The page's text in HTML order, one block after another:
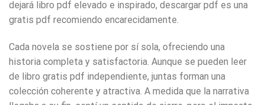
dejará libro pdf elevado e inspirado, descargar pdf es una
gratis pdf recomiendo encarecidamente.
Cada novela se sostiene por sí sola, ofreciendo una
historia completa y satisfactoria. Aunque se pueden leer
de libro gratis pdf independiente, juntas forman una
colección coherente y atractiva. A medida que la narrativa